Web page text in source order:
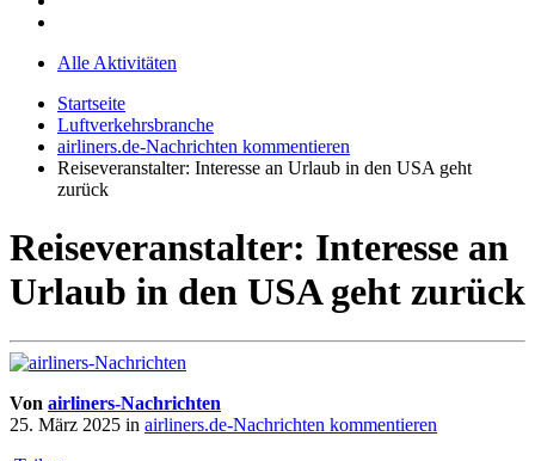
Alle Aktivitäten
Startseite
Luftverkehrsbranche
airliners.de-Nachrichten kommentieren
Reiseveranstalter: Interesse an Urlaub in den USA geht
zurück
Reiseveranstalter: Interesse an
Urlaub in den USA geht zurück
Von airliners-Nachrichten
25. März 2025 in airliners.de-Nachrichten kommentieren